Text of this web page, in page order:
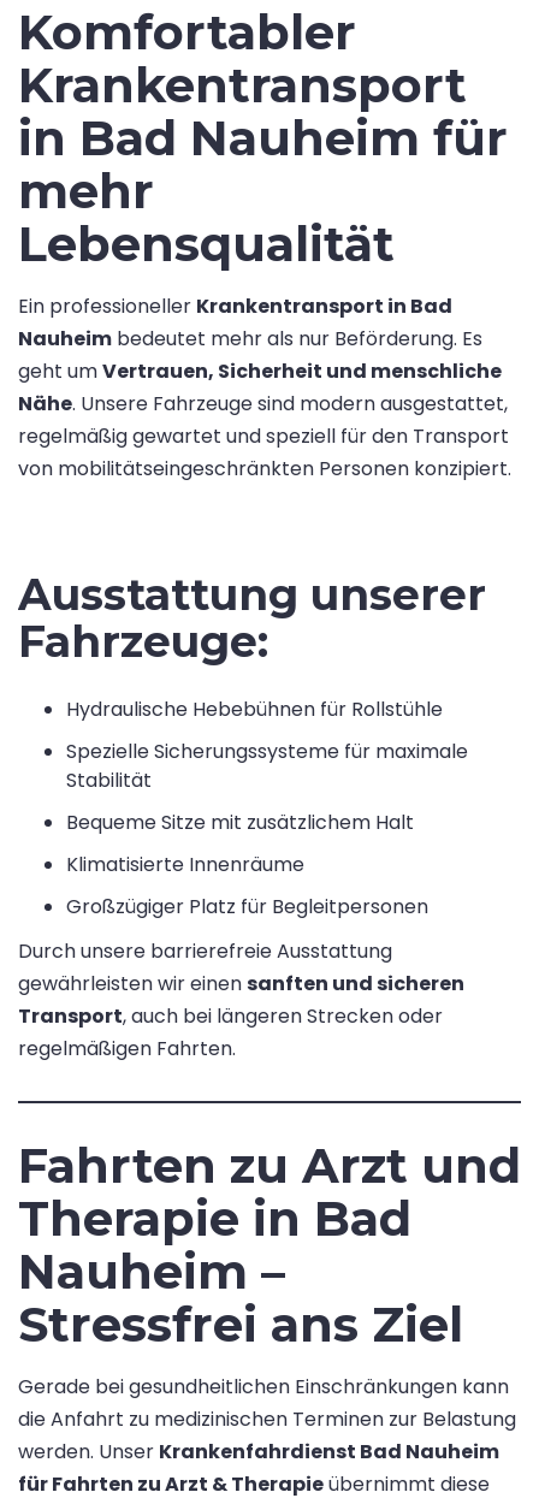
Komfortabler
Krankentransport
in Bad Nauheim für
mehr
Lebensqualität
Ein professioneller Krankentransport in Bad
Nauheim bedeutet mehr als nur Beförderung. Es
geht umVertrauen, Sicherheit und menschliche
Nähe. Unsere Fahrzeuge sind modern ausgestattet,
regelmäßig gewartet und speziell für den Transport
von mobilitätseingeschränkten Personen konzipiert.
Ausstattung unserer
Fahrzeuge:
Hydraulische Hebebühnen für Rollstühle
Spezielle Sicherungssysteme für maximale
Stabilität
Bequeme Sitze mit zusätzlichem Halt
Klimatisierte Innenräume
Großzügiger Platz für Begleitpersonen
Durch unsere barrierefreie Ausstattung
gewährleisten wir einensanften und sicheren
Transport, auch bei längeren Strecken oder
regelmäßigen Fahrten.
Fahrten zu Arzt und
Therapie in Bad
Nauheim –
Stressfrei ans Ziel
Gerade bei gesundheitlichen Einschränkungen kann
die Anfahrt zu medizinischen Terminen zur Belastung
werden. Unser Krankenfahrdienst Bad Nauheim
für Fahrten zu Arzt & Therapieübernimmt diese